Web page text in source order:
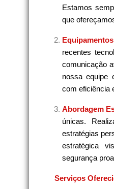
Estamos
que
recentes
comunicação
nossa equipe
com eficiência
Abordagem
únicas.
estratégias
estratégica
segurança
Serviços